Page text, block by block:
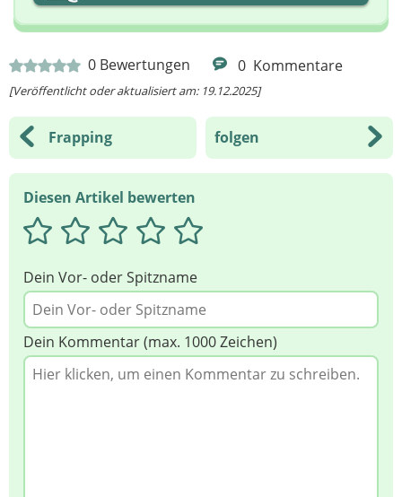
0 Bewertungen 0 Kommentare
[Veröffentlicht oder aktualisiert am: 19.12.2025]
Frapping folgen
Diesen Artikel bewerten
Dein Vor- oder Spitzname
Dein Kommentar (max. 1000 Zeichen)
Ihre Nachricht